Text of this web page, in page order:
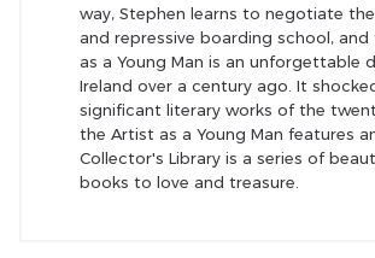
way, Stephen learns to negotiate
and repressive boarding school,
as a Young Man is an unforgettable
Ireland over a century ago. It
significant literary works of the
the Artist as a Young Man features
Collector's Library is a series of
books to love and treasure.